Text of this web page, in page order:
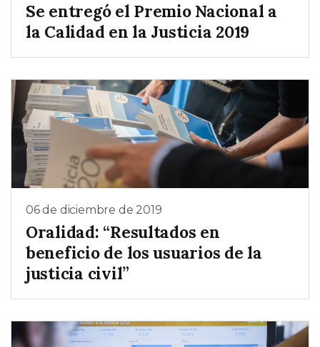
Se entregó el Premio Nacional a
la Calidad en la Justicia 2019
06 de diciembre de 2019
Oralidad: “Resultados en
beneficio de los usuarios de la
justicia civil”